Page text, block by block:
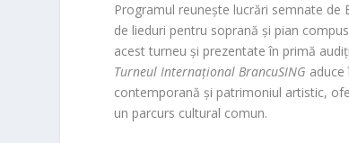
Programul reunește lucrări semnate de
de lieduri pentru soprană și pian
acest turneu și prezentate în primă
Turneul Internațional BrancuSING
contemporană și patrimoniul artistic,
un parcurs cultural comun.